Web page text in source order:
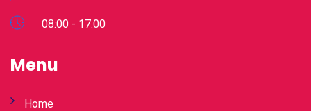
08:00 - 17:00
Menu
Home